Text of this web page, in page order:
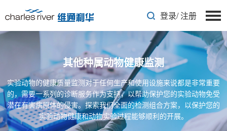
登录/注册
其他种属动物健康监测
实验动物的健康质量监测对于任何生产和使用设施来说都是非常重要
的，需要一系列的诊断服务作为支持，以帮助保护您的实验动物免受
潜在有害病原体的侵害。探索我们全面的检测组合方案，以保护您的
实验动物健康和动物实验过程能够顺利的开展。